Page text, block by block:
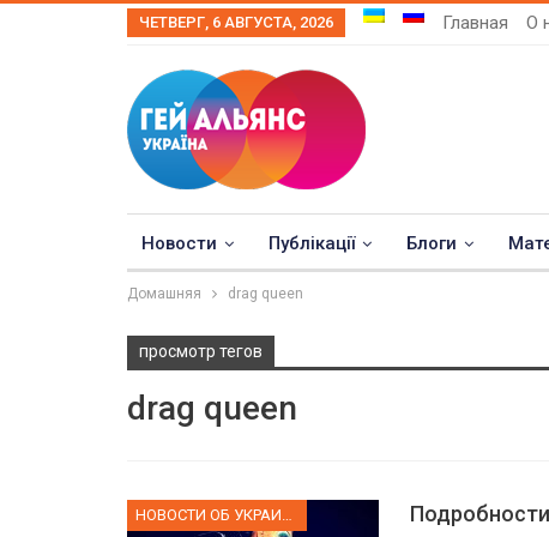
ЧЕТВЕРГ, 6 АВГУСТА, 2026 Главная О
Новости Публікації Блоги
Домашняя drag queen
просмотр тегов
drag queen